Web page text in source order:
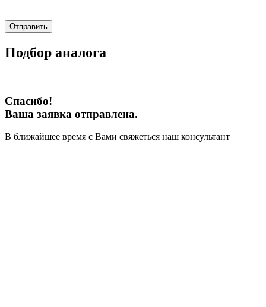
Отправить
Подбор аналога
Спасибо!
Ваша заявка отправлена.
В ближайшее время с Вами свяжеться наш консультант